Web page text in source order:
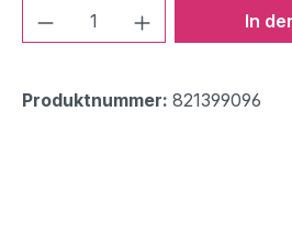
Produkt Anzahl: Gib
In
Produktnummer: 821399096